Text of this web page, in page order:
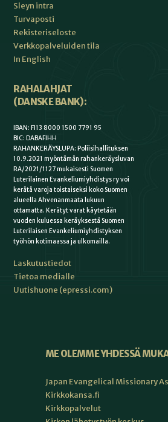
Sleyn intra
Turvaposti
Rekisteriseloste
Verkkopalveluiden tila
In English
RAHALAHJAT
(DANSKE BANK):
IBAN: FI13 8000 1500 7791 95
BIC: DABAFIHH
RAHANKERÄYSLUPA: Poliisihallituksen
10.9.2021 myöntämän rahankeräysluvan
RA/2021/1127 mukaisesti Suomen
Luterilainen Evankeliumiyhdistys ry voi
kerätä varoja toistaiseksi koko Suomen
alueella Ahvenanmaata lukuun
ottamatta. Kerätyt varat käytetään
vuoden kuluessa keräyksestä Suomen
Luterilaisen Evankeliumiyhdistyksen
työhön kotimaassa ja ulkomailla.
Laskutustiedot
Tietoa medialle
Uutishuone (epressi.com)
ME OLEMME YHDESSÄ
Japan Evangelical Missionary
Kirkkokansa.fi
Kirkkopalvelut